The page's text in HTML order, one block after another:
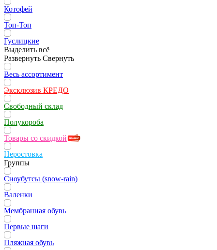
Котофей
Топ-Топ
Гуслицкие
Выделить всё
Развернуть Свернуть
Весь ассортимент
Эксклюзив КРЕДО
Свободный склад
Полукороба
Товары со скидкой
Неростовка
Группы
Сноубутсы (snow-rain)
Валенки
Мембранная обувь
Первые шаги
Пляжная обувь